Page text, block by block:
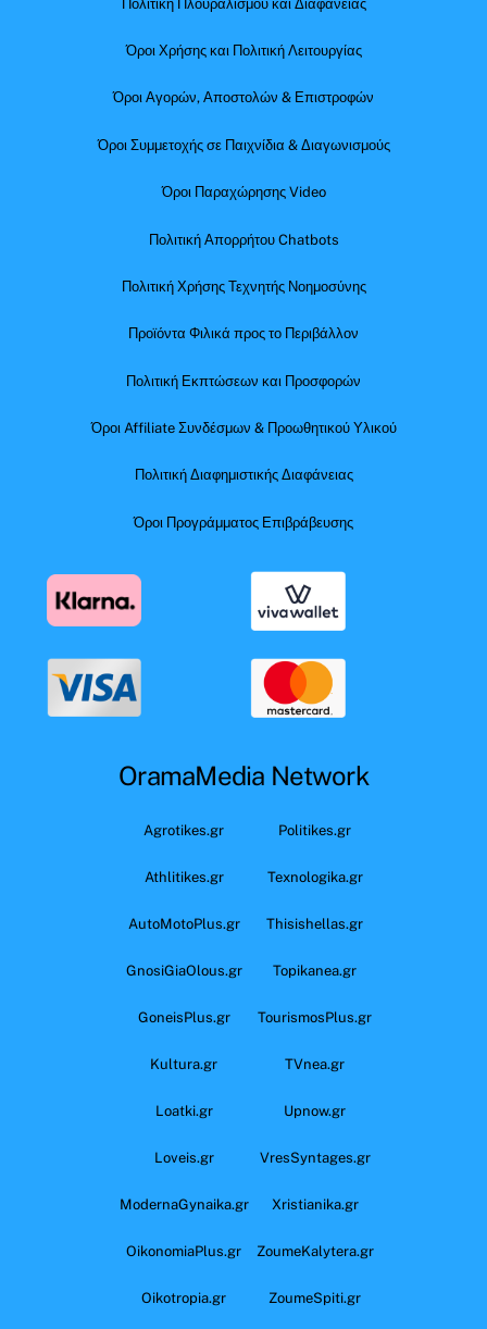
Πολιτική Πλουραλισμού και Διαφάνειας
Όροι Χρήσης και Πολιτική Λειτουργίας
Όροι Αγορών, Αποστολών & Επιστροφών
Όροι Συμμετοχής σε Παιχνίδια & Διαγωνισμούς
Όροι Παραχώρησης Video
Πολιτική Απορρήτου Chatbots
Πολιτική Χρήσης Τεχνητής Νοημοσύνης
Προϊόντα Φιλικά προς το Περιβάλλον
Πολιτική Εκπτώσεων και Προσφορών
Όροι Affiliate Συνδέσμων & Προωθητικού Υλικού
Πολιτική Διαφημιστικής Διαφάνειας
Όροι Προγράμματος Επιβράβευσης
OramaMedia Network
Agrotikes.gr Politikes.gr
Athlitikes.gr Texnologika.gr
AutoMotoPlus.gr Thisishellas.gr
GnosiGiaOlous.gr Topikanea.gr
GoneisPlus.gr TourismosPlus.gr
Kultura.gr TVnea.gr
Loatki.gr Upnow.gr
Loveis.gr VresSyntages.gr
ModernaGynaika.gr Xristianika.gr
OikonomiaPlus.gr ZoumeKalytera.gr
Oikotropia.gr ZoumeSpiti.gr